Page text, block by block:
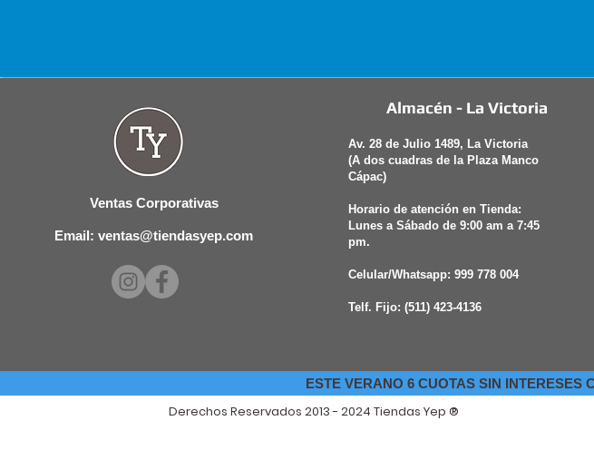
Ventas Corporativas
Email: ventas@tiendasyep.com
Almacén - La Victoria
Av. 28 de Julio 1489, La Victoria
(A dos cuadras de la Plaza Manco
Cápac)
Horario de atención en Tienda:
Lunes a Sábado de 9:00 am a 7:45
pm.
Celular/Whatsapp: 999 778 004
Telf. Fijo: (511) 423-4136
ESTE VERANO 6 CUOTAS SIN INTERESES
Derechos Reservados 2013 - 2024 Tiendas Yep ®